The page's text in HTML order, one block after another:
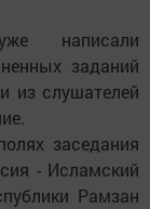
написали
заданий
из слушателей
заседания
- Исламский
Рамзан